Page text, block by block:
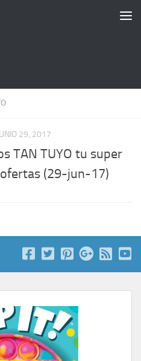
29, 2017
TAN TUYO tu super
(29-jun-17)